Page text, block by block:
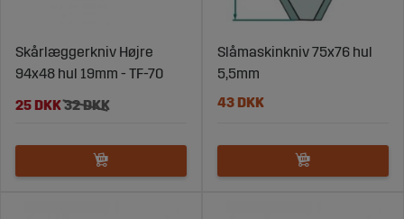
Skårlæggerkniv Højre
94x48 hul 19mm - TF-70
25 DKK32 DKK
Slåmaskinkniv 75x76 hul
5,5mm
43 DKK